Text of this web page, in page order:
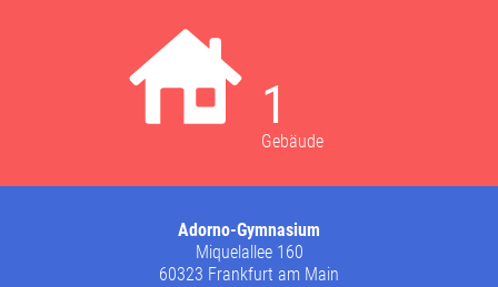
1
Gebäude
Adorno-Gymnasium
Miquelallee 160
60323 Frankfurt am Main